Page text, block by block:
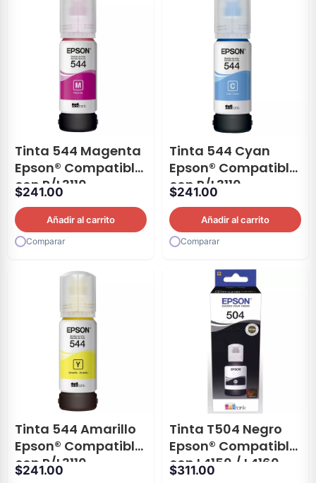
Tinta 544 Magenta
Epson® Compatible
con P/L3110
$241.00
Añadir al carrito
Comparar
Tinta 544 Cyan
Epson® Compatible
con P/L3110
$241.00
Añadir al carrito
Comparar
Tinta 544 Amarillo
Epson® Compatible
con P/L3110
$241.00
Tinta T504 Negro
Epson® Compatible
con L4150 / L4160
$311.00